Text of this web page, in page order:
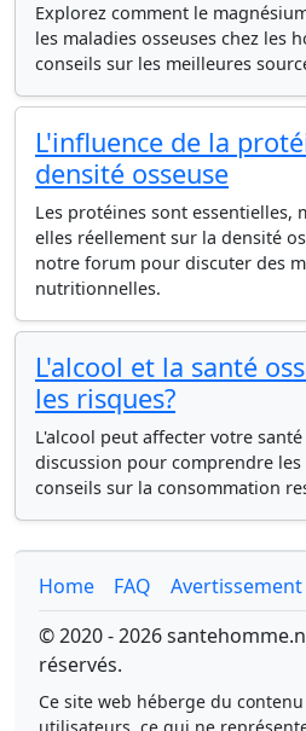
Explorez comment le
les maladies osseuses chez les
conseils sur les meilleures
L'influence de la
densité osseuse
Les protéines sont essentielles,
elles réellement sur la densité
notre forum pour discuter des
nutritionnelles.
L'alcool et la santé
les risques?
L'alcool peut affecter votre
discussion pour comprendre
conseils sur la consommation
Home FAQ Avertissement
© 2020 - 2026
réservés.
Ce site web héberge du